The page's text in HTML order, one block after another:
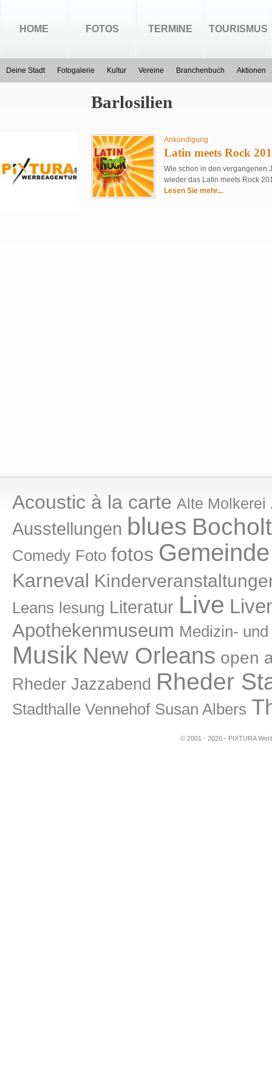
HOME FOTOS TERMINE TOURISMUS
Deine Stadt Fotogalerie Kultur Vereine Branchenbuch Aktionen
Barlosilien
Ankündigung
Latin meets Rock
Wie schon in den vergangenen
wieder das Latin meets Rock
Lesen Sie mehr...
Acoustic à la carte Alte Molkerei
Ausstellungen blues Bocholt
Comedy Foto fotos
Karneval
Leans lesung Literatur Live
Apothekenmuseum Medizin-
Musik New Orleans open
Rheder Jazzabend Rheder
Stadthalle Vennehof Susan Albers
© 2001 - 2026 - PIXTURA